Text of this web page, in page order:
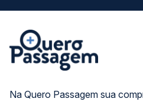
Na Quero Passagem sua